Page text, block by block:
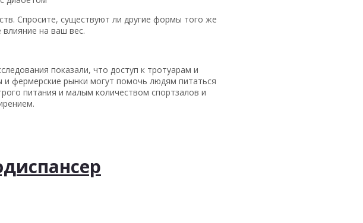
Спросите, существуют ли другие формы того же
на ваш вес.
показали, что доступ к тротуарам и
фермерские рынки могут помочь людям питаться
питания и малым количеством спортзалов и